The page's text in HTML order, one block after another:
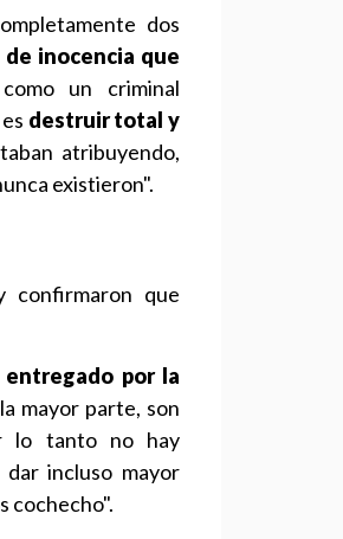
dos
inocencia que
un criminal
destruir total y
atribuyendo,
existieron".
confirmaron que
entregado por la
mayor parte, son
lo tanto no hay
incluso mayor
cochecho".